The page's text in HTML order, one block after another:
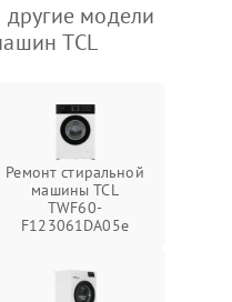
модели
TCL
Ремонт стиральной
машины TCL
TWF60-
F123061DA05e